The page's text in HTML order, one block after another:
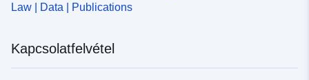
Law | Data | Publications
Kapcsolatfelvétel